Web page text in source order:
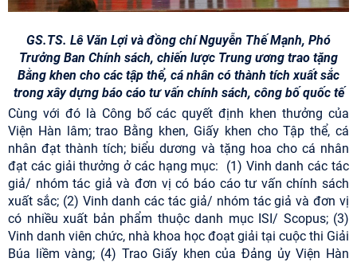
GS.TS. Lê Văn Lợi và đồng chí Nguyễn Thế Mạnh, Phó
Trưởng Ban Chính sách, chiến lược Trung ương trao tặng
Bằng khen cho các tập thể, cá nhân có thành tích xuất sắc
trong xây dựng báo cáo tư vấn chính sách, công bố quốc tế
Cùng với đó là Công bố các quyết định khen thưởng của
Viện Hàn lâm; trao Bằng khen, Giấy khen cho Tập thể, cá
nhân đạt thành tích; biểu dương và tặng hoa cho cá nhân
đạt các giải thưởng ở các hạng mục: (1) Vinh danh các tác
giả/ nhóm tác giả và đơn vị có báo cáo tư vấn chính sách
xuất sắc; (2) Vinh danh các tác giả/ nhóm tác giả và đơn vị
có nhiều xuất bản phẩm thuộc danh mục ISI/ Scopus; (3)
Vinh danh viên chức, nhà khoa học đoạt giải tại cuộc thi Giải
Búa liềm vàng; (4) Trao Giấy khen của Đảng ủy Viện Hàn